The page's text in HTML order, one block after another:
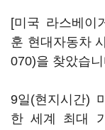
[미국 라스베이
훈 현대자동차
070)을 찾았습
9일(현지시간)
한 세계 최대